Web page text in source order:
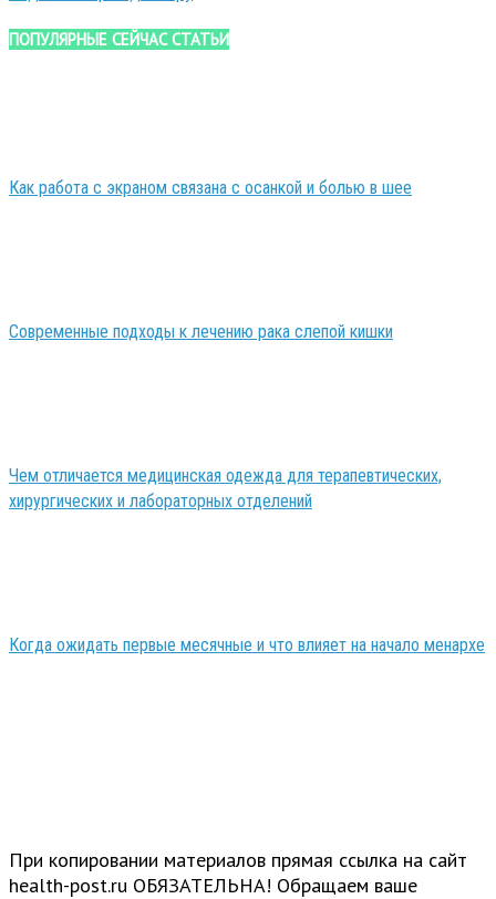
ПОПУЛЯРНЫЕ СЕЙЧАС СТАТЬИ
Как работа с экраном связана с осанкой и болью в шее
Современные подходы к лечению рака слепой кишки
Чем отличается медицинская одежда для терапевтических,
хирургических и лабораторных отделений
Когда ожидать первые месячные и что влияет на начало менархе
При копировании материалов прямая ссылка на сайт
health-post.ru ОБЯЗАТЕЛЬНА! Обращаем ваше